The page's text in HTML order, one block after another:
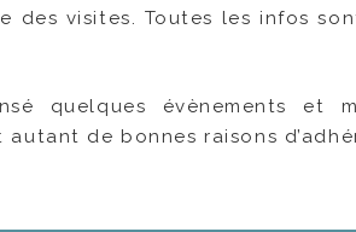
des visites. Toutes les infos
quelques évènements et
de bonnes raisons